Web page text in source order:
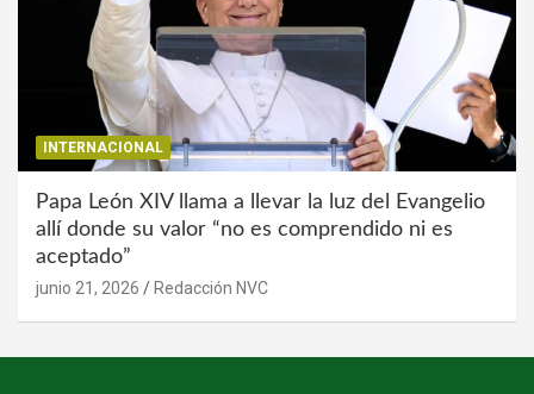
INTERNACIONAL
Papa León XIV llama a llevar la luz del Evangelio
allí donde su valor “no es comprendido ni es
aceptado”
junio 21, 2026 Redacción NVC